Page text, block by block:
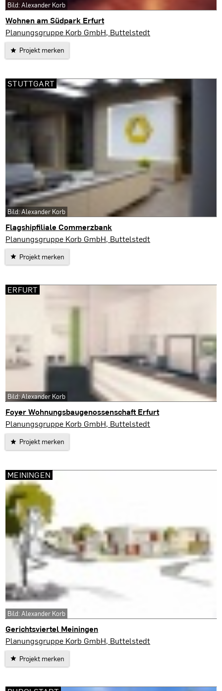
Wohnen am Südpark Erfurt
Erfurt
Planungsgruppe Korb GmbH, Buttelstedt
Projekt merken
Bild: Alexander Korb
Flagshipfiliale Commerzbank
Stuttgart
Planungsgruppe Korb GmbH, Buttelstedt
Projekt merken
STUTTGART
Bild: Alexander Korb
Foyer Wohnungsbaugenossenschaft Erfurt
Erfurt
Planungsgruppe Korb GmbH, Buttelstedt
Projekt merken
ERFURT
Bild: Alexander Korb
Gerichtsviertel Meiningen
Meiningen
Planungsgruppe Korb GmbH, Buttelstedt
Projekt merken
MEININGEN
Bild: Alexander Korb